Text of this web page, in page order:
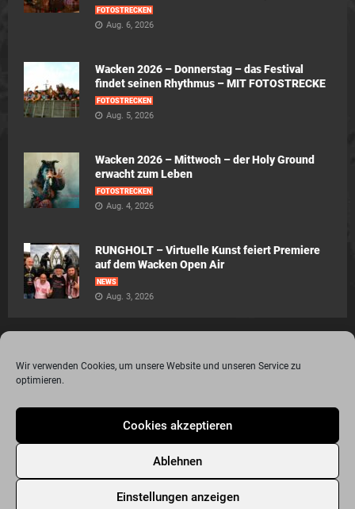
Wir verwenden Cookies, um unsere Website und unseren Service zu
optimieren.
Cookies akzeptieren
Ablehnen
Einstellungen anzeigen
FOTOSTRECKEN
Aug. 6, 2026
Wacken 2026 – Donnerstag – das Festival
findet seinen Rhythmus – MIT FOTOSTRECKE
FOTOSTRECKEN
Aug. 5, 2026
Wacken 2026 – Mittwoch – der Holy Ground
erwacht zum Leben
FOTOSTRECKEN
Aug. 4, 2026
RUNGHOLT – Virtuelle Kunst feiert Premiere
auf dem Wacken Open Air
NEWS
Aug. 3, 2026
Unterstützung von the surface new media gmbh
Über Metalogy.de – das Magazin für Metalheadz + REVIEWREGELN
Newsletter Anmeldung
Events Freunde
Bandseiten
Metalogy.de – Das etwas andere Metal Magazin